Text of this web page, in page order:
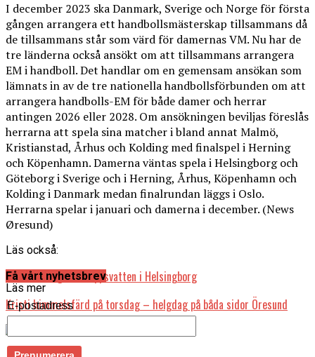
I december 2023 ska Danmark, Sverige och Norge för första
gången arrangera ett handbollsmästerskap tillsammans då
de tillsammans står som värd för damernas VM. Nu har de
tre länderna också ansökt om att tillsammans arrangera
EM i handboll. Det handlar om en gemensam ansökan som
lämnats in av de tre nationella handbollsförbunden om att
arrangera handbolls-EM för både damer och herrar
antingen 2026 eller 2028. Om ansökningen beviljas föreslås
herrarna att spela sina matcher i bland annat Malmö,
Kristianstad, Århus och Kolding med finalspel i Herning
och Köpenhamn. Damerna väntas spela i Helsingborg och
Göteborg i Sverige och i Herning, Århus, Köpenhamn och
Kolding i Danmark medan finalrundan läggs i Oslo.
Herrarna spelar i januari och damerna i december. (News
Øresund)
Läs också:
Källsortering av avloppsvatten i Helsingborg
Kristi himmelsfärd på torsdag – helgdag på båda sidor Öresund
Läs mer
Få vårt nyhetsbrev
E-postadress